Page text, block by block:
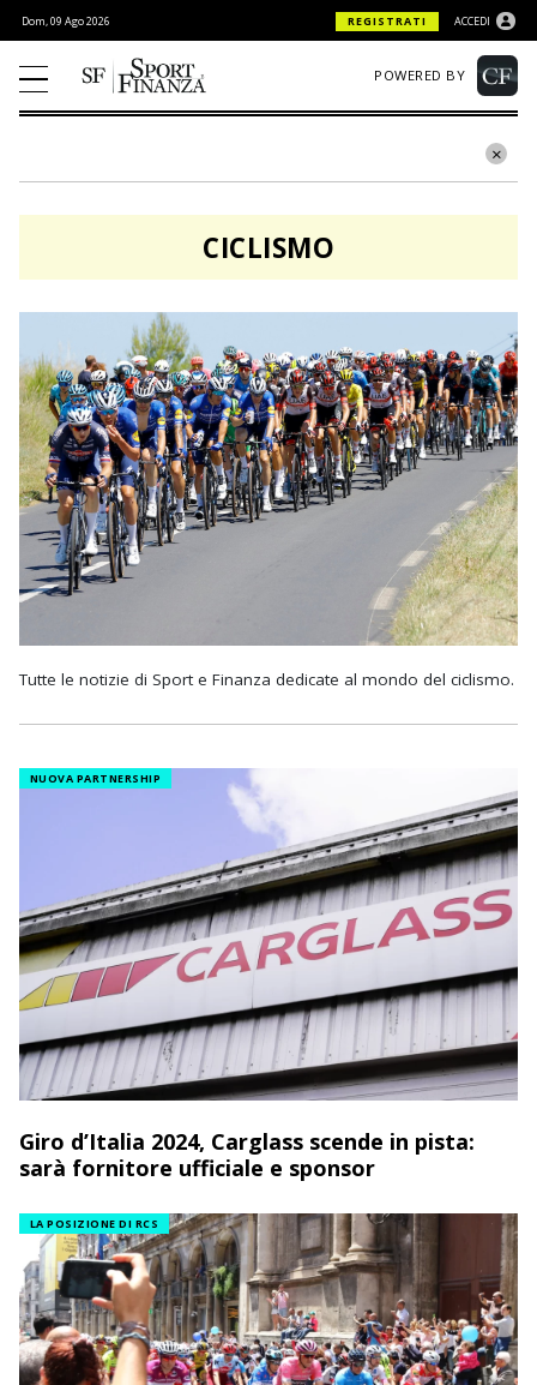
Dom, 09 Ago 2026 REGISTRATI ACCEDI
POWERED BY
CICLISMO
Tutte le notizie di Sport e Finanza dedicate al mondo del ciclismo.
NUOVA PARTNERSHIP
Giro d’Italia 2024, Carglass scende in pista:
sarà fornitore ufficiale e sponsor
LA POSIZIONE DI RCS